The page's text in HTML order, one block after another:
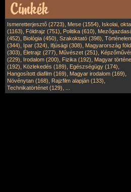
Ismeretterjesztő (2723), Mese (1554), Iskolai,
(1163), Földrajz (751), Politika (610),
(452), Biológia (450), Szakoktató (398),
(344), Ipar (324), Ifjúsági (308), Magyarország
(303), Életrajz (277), Művészet (251),
(229), Irodalom (200), Fizika (192), Magyar
(192), Közlekedés (189), Egészségügy (174),
Hangosított diafilm (169), Magyar irodalom (169),
Növénytan (168), Rajzfilm alapján (133),
Technikatörténet (129),